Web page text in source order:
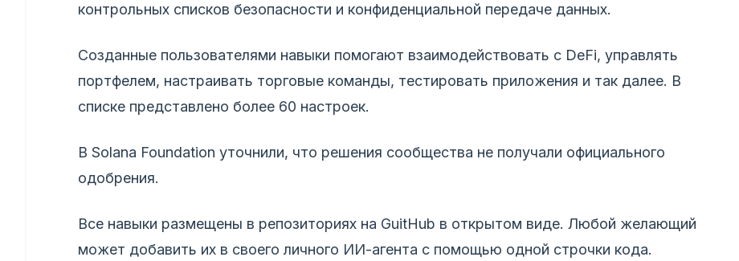
контрольных списков безопасности и конфиденциальной передаче данных.
Созданные пользователями навыки помогают взаимодействовать с DeFi, управлять
портфелем, настраивать торговые команды, тестировать приложения и так далее. В
списке представлено более 60 настроек.
В Solana Foundation уточнили, что решения сообщества не получали официального
одобрения.
Все навыки размещены в репозиториях на GuitHub в открытом виде. Любой желающий
может добавить их в своего личного ИИ-агента с помощью одной строчки кода.